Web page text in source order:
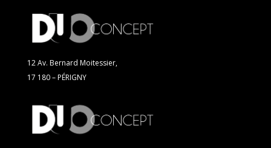
12 Av. Bernard Moitessier,
17 180 – PÉRIGNY